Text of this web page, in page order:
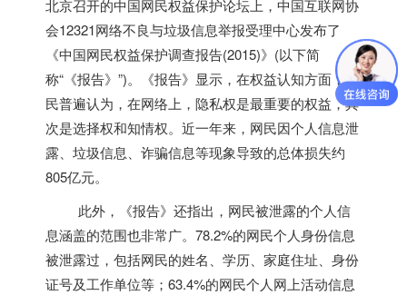
北京召开的中国网民权益保护论坛上，中国互联网协
会12321网络不良与垃圾信息举报受理中心发布了
《中国网民权益保护调查报告(2015)》(以下简
称“《报告》”)。《报告》显示，在权益认知方面，网
民普遍认为，在网络上，隐私权是最重要的权益，其
次是选择权和知情权。近一年来，网民因个人信息泄
露、垃圾信息、诈骗信息等现象导致的总体损失约
805亿元。
此外，《报告》还指出，网民被泄露的个人信
息涵盖的范围也非常广。78.2%的网民个人身份信息
被泄露过，包括网民的姓名、学历、家庭住址、身份
证号及工作单位等；63.4%的网民个人网上活动信息